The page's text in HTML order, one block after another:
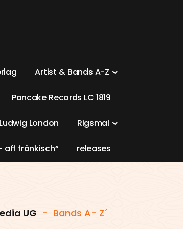
rlag Artist & Bands A-Z
Pancake Records LC 1819
Ludwig London Rigsmal
aff fränkisch“ releases
UG - Bands A- Z´